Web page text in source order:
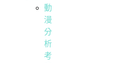
動
漫
分
析
考